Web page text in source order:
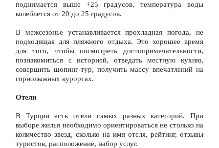
поднимается выше +25 градусов, температура воды
колеблется от 20 до 25 градусов.
В межсезонье устанавливается прохладная погода, не
подходящая для пляжного отдыха. Это хорошее время
для того, чтобы посмотреть достопримечательности,
познакомиться с историей, отведать местную кухню,
совершить шопинг-тур, получить массу впечатлений на
горнолыжных курортах.
Отели
В Турции есть отели самых разных категорий. При
выборе жилья необходимо ориентироваться не столько на
количество звезд, сколько на имя отеля, рейтинг, отзывы
туристов, расположение, набор услуг.